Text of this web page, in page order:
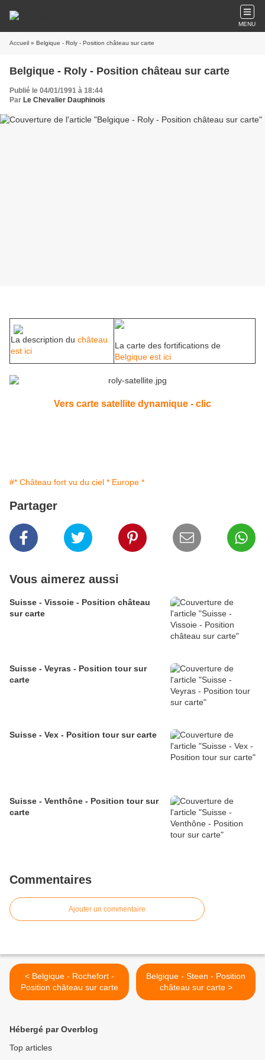
MENU
Accueil » Belgique - Roly - Position château sur carte
Belgique - Roly - Position château sur carte
Publié le 04/01/1991 à 18:44
Par Le Chevalier Dauphinois
La description du château
est ici
La carte des fortifications de
Belgique est ici
Vers carte satellite dynamique - clic
#* Château fort vu du ciel * Europe *
Partager
Vous aimerez aussi
Suisse - Vissoie - Position château
sur carte
Suisse - Veyras - Position tour sur
carte
Suisse - Vex - Position tour sur carte
Suisse - Venthône - Position tour sur
carte
Commentaires
Ajouter un commentaire
< Belgique - Rochefort -
Position château sur carte
Belgique - Steen - Position
château sur carte >
Hébergé par Overblog
Top articles